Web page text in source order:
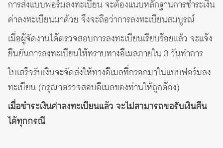
การส่งแบบฟอร์มลงทะเบียน จะต้องแนบหลักฐานการชำระเงิน
ค่าลงทะเบียนมาด้วย จึงจะถือว่าการลงทะเบียนสมบูรณ์
เมื่อผู้จัดงานได้ตรวจสอบการลงทะเบียนเรียบร้อยแล้ว จะแจ้ง
ยืนยันการลงทะเบียนให้ทราบทางอีเมลภายใน 3 วันทำการ
ใบเสร็จรับเงินจะจัดส่งให้ทางอีเมลที่กรอกมาในแบบฟอร์มลง
ทะเบียน (กรุณาตรวจสอบอีเมลของท่านให้ถูกต้อง)
เมื่อชำระเงินค่าลงทะเบียนแล้ว จะไม่สามารถขอรับเงินคืน
ได้ทุกกรณี